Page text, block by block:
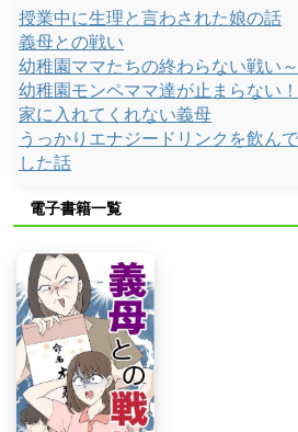
授業中に生理と言わされた娘の話
義母との戦い
幼稚園ママたちの終わらない戦い
幼稚園モンペママ達が止まらない！
家に入れてくれない義母
うっかりエナジードリンクを飲ん
した話
電子書籍一覧